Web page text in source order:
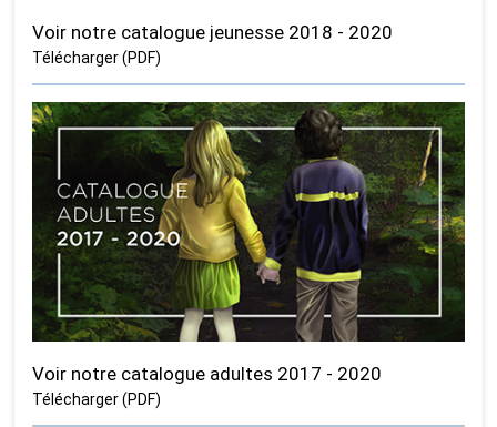
Voir notre catalogue jeunesse 2018 - 2020
Télécharger (PDF)
Voir notre catalogue adultes 2017 - 2020
Télécharger (PDF)